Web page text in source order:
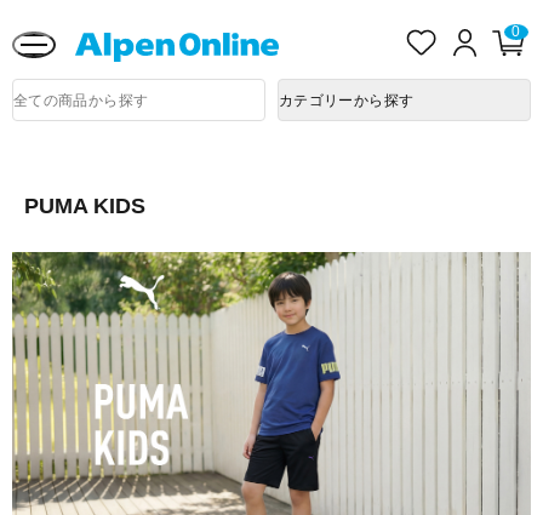
気
ロ
0
商
品
索
カテゴリーから探す
PUMA KIDS